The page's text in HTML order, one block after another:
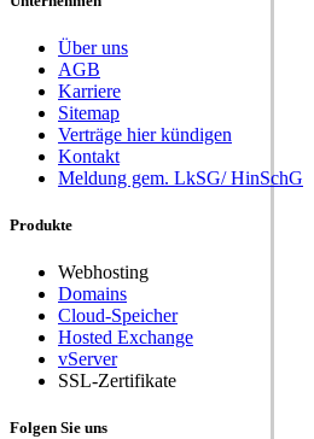
Über uns
AGB
Karriere
Sitemap
Verträge hier kündigen
Kontakt
Meldung gem. LkSG/ HinSchG
Produkte
Webhosting
Domains
Cloud-Speicher
Hosted Exchange
vServer
SSL-Zertifikate
Folgen Sie uns